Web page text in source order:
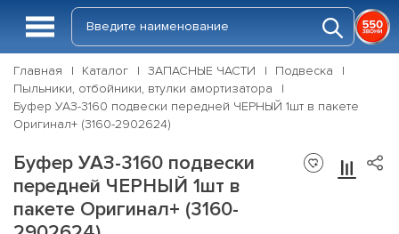
Главная Каталог ЗАПАСНЫЕ ЧАСТИ
Подвеска
Пыльники, отбойники, втулки амортизатора
Буфер УАЗ-3160 подвески передней ЧЕРНЫЙ 1шт в пакете
Оригинал+ (3160-2902624)
Буфер УАЗ-3160 подвески
передней ЧЕРНЫЙ 1шт в
пакете Оригинал+ (3160-